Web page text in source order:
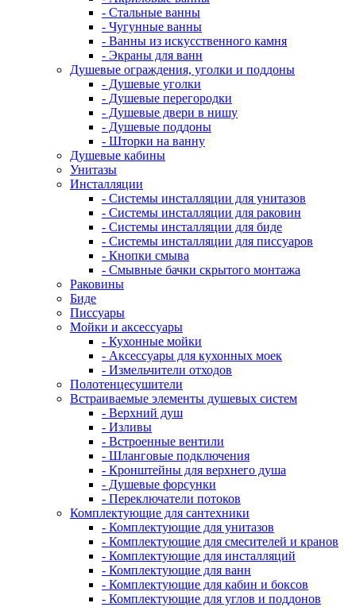
- Стальные ванны
- Чугунные ванны
- Ванны из искусственного камня
- Экраны для ванн
Душевые ограждения, уголки и поддоны
- Душевые уголки
- Душевые перегородки
- Душевые двери в нишу
- Душевые поддоны
- Шторки на ванну
Душевые кабины
Унитазы
Инсталляции
- Системы инсталляции для унитазов
- Системы инсталляции для раковин
- Системы инсталляции для биде
- Системы инсталляции для писсуаров
- Кнопки смыва
- Смывные бачки скрытого монтажа
Раковины
Биде
Писсуары
Мойки и аксессуары
- Кухонные мойки
- Аксессуары для кухонных моек
- Измельчители отходов
Полотенцесушители
Встраиваемые элементы душевых систем
- Верхний душ
- Изливы
- Встроенные вентили
- Шланговые подключения
- Кронштейны для верхнего душа
- Душевые форсунки
- Переключатели потоков
Комплектующие для сантехники
- Комплектующие для унитазов
- Комплектующие для смесителей и кранов
- Комплектующие для инсталляций
- Комплектующие для ванн
- Комплектующие для кабин и боксов
- Комплектующие для углов и поддонов